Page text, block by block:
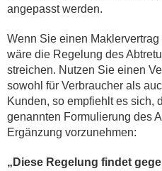
angepasst werden.
Wenn Sie einen
wäre die Regelung des
streichen. Nutzen Sie einen
sowohl für Verbraucher als
Kunden, so empfiehlt es sich,
genannten Formulierung des
Ergänzung vorzunehmen:
„Diese Regelung findet